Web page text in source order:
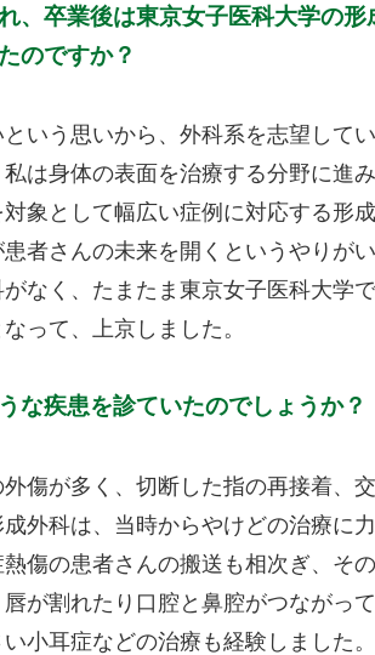
、卒業後は東京女子医科大学の
のですか？
いう思いから、外科系を志望して
は身体の表面を治療する分野に進
象として幅広い症例に対応する形
者さんの未来を開くというやりが
なく、たまたま東京女子医科大学
って、上京しました。
な疾患を診ていたのでしょうか？
傷が多く、切断した指の再接着、
外科は、当時からやけどの治療に
傷の患者さんの搬送も相次ぎ、そ
が割れたり口腔と鼻腔がつながっ
小耳症などの治療も経験しました